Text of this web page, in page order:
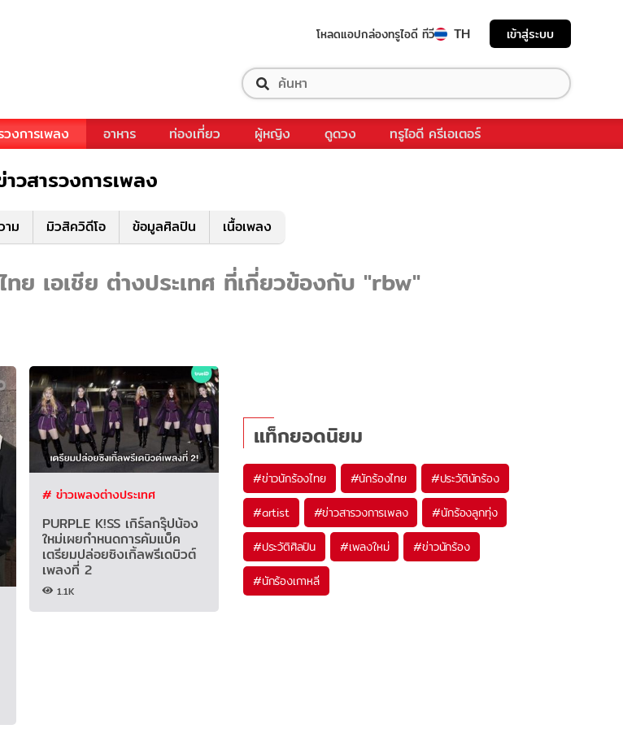
โหลดแอปกล่องทรูไอดี ทีวี TH เข้าสู่ระบบ
วงการเพลง อาหาร ท่องเที่ยว ผู้หญิง ดูดวง ทรูไอดี ครีเอเตอร์
าวสารวงการเพลง
าม มิวสิควิดีโอ ข้อมูลศิลปิน เนื้อเพลง
ย เอเชีย ต่างประเทศ ที่เกี่ยวข้องกับ "rbw"
# ข่าวเพลงต่างประเทศ
PURPLE K!SS เกิร์ลกรุ๊ปน้อง
ใหม่เผยกำหนดการคัมแบ็ค
เตรียมปล่อยซิงเกิ้ลพรีเดบิวต์
เพลงที่ 2
1.1K
แท็กยอดนิยม
#ข่าวนักร้องไทย #นักร้องไทย #ประวัตินักร้อง
#artist #ข่าวสารวงการเพลง #นักร้องลูกทุ่ง
#ประวัติศิลปิน #เพลงใหม่ #ข่าวนักร้อง
#นักร้องเกาหลี